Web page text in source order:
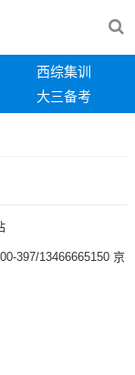
西综集训
大三备考
397/13466665150 京